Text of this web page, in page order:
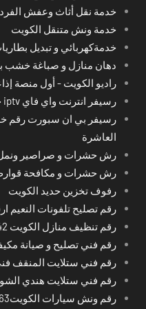
خدمة نقل أثاث وعفش
خدمة ونش متنقل الكويت
خدمةكهربائي و تبديل
دهان منازل و صباغة خشب
راديو الكويت - أول منصة
رسيفر انترنت واي فاي iptv خدمة فني ستلايت المنقف
رسيفر بي ان سبورت رقم
العاشرة
رش حشرات و صراصير ونمل
رش حشرات و مكافحة
رفوف تخزين حديد الكويت
رقم تصليح تلفونات النعيم
رقم تنظيف منازل الكويت 55549242
رقم فني تصليح و صيانة
رقم فني ستلايت المنقف
رقم فني ستلايت هندي
رقم ونش سيارات الكويت67733663